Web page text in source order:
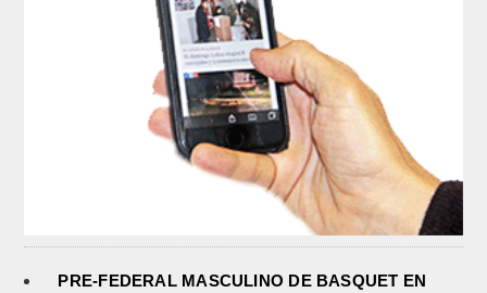
PRE-FEDERAL MASCULINO DE BASQUET EN